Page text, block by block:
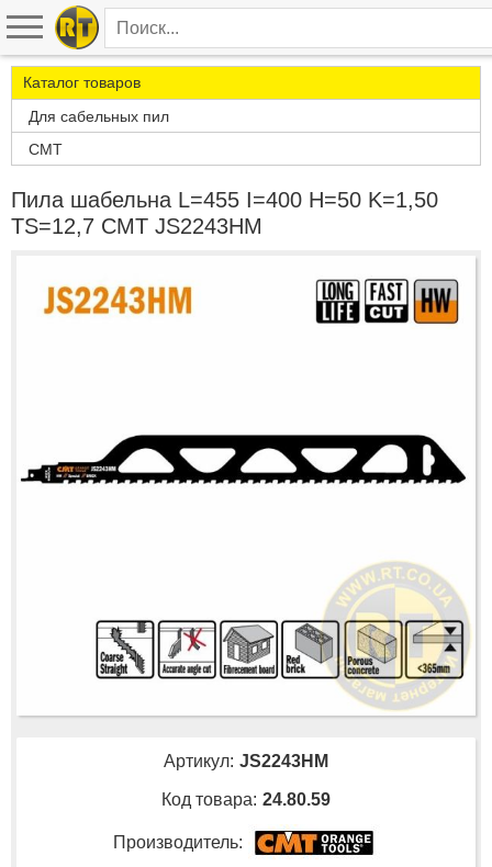
Каталог товаров
Для сабельных пил
CMT
Пила шабельна L=455 I=400 H=50 K=1,50
TS=12,7 CMT JS2243HM
Артикул: JS2243HM
Код товара: 24.80.59
Производитель: